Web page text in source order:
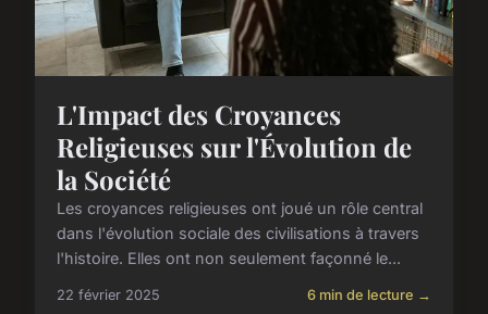
L'Impact des Croyances
Religieuses sur l'Évolution de
la Société
Les croyances religieuses ont joué un rôle central
dans l'évolution sociale des civilisations à travers
l'histoire. Elles ont non seulement façonné le...
22 février 2025 6 min de lecture →